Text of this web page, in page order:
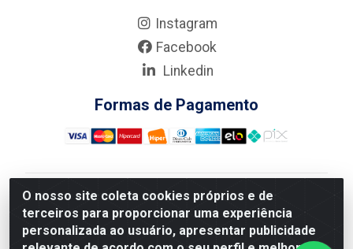
O nosso site coleta cookies próprios e de
terceiros para proporcionar uma experiência
personalizada ao usuário, apresentar publicidade
Instagram
Facebook
Linkedin
Formas de Pagamento
Nova Boni Distribuidora de Material de Construção LTDA
- Rua Alice Tibiriçá, 330 - Vila Da Penha, Rio de
Janeiro/RJ - CEP: 21.210-110 - CNPJ: 11.003.135/0001-